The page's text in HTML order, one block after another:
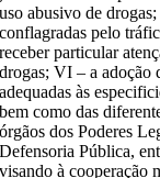
uso abusivo de
conflagradas pelo
receber particular
drogas; VI – a adoção
adequadas às
bem como das
órgãos dos Poderes
Defensoria Pública,
visando à cooperação